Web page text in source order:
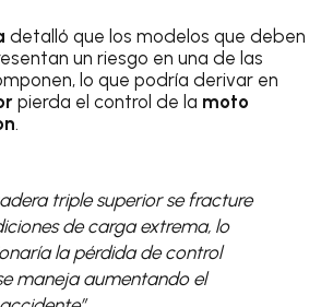
detalló que los modelos que deben
un riesgo en una de las
lo que podría derivar en
pierda el control de la moto
.
triple superior se fracture
de carga extrema, lo
la pérdida de control
maneja aumentando el